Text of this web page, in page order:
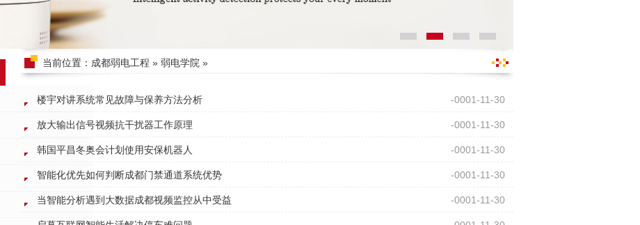
当前位置： 成都弱电工程 » 弱电学院 »
-0001-11-30
楼宇对讲系统常见故障与保养方法分析
-0001-11-30
放大输出信号视频抗干扰器工作原理
-0001-11-30
韩国平昌冬奥会计划使用安保机器人
-0001-11-30
智能化优先如何判断成都门禁通道系统优势
-0001-11-30
当智能分析遇到大数据成都视频监控从中受益